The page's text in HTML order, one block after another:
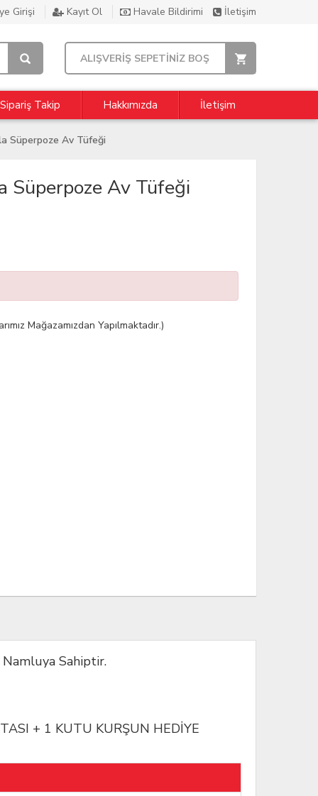
Girişi Kayıt Ol Havale Bildirimi İletişim
ALIŞVERİŞ SEPETİNİZ BOŞ
Sipariş Takip Hakkımızda İletişim
Süperpoze Av Tüfeği
Süperpoze Av Tüfeği
Mağazamızdan Yapılmaktadır.)
Sahiptir.
+ 1 KUTU KURŞUN HEDİYE